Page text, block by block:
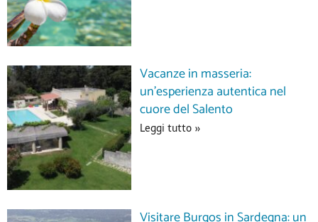
Vacanze in masseria:
un’esperienza autentica nel
cuore del Salento
Leggi tutto »